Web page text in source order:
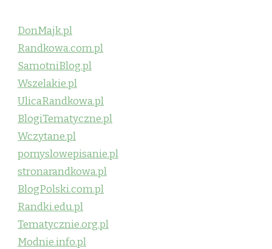
DonMajk.pl
Randkowa.com.pl
SamotniBlog.pl
Wszelakie.pl
UlicaRandkowa.pl
BlogiTematyczne.pl
Wczytane.pl
pomyslowepisanie.pl
stronarandkowa.pl
BlogPolski.com.pl
Randki.edu.pl
Tematycznie.org.pl
Modnie.info.pl